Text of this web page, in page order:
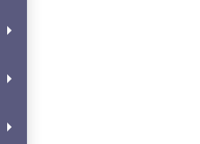
arrow_right
arrow_right
arrow_right